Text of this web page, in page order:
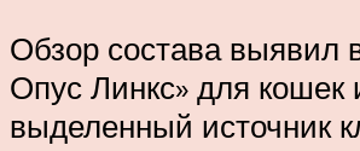
Обзор состава выявил
Опус Линкс» для кошек
выделенный источник